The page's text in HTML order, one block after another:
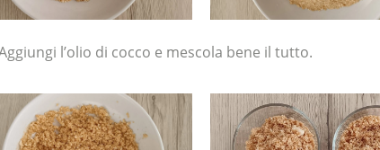
l’olio di cocco e mescola bene il tutto.